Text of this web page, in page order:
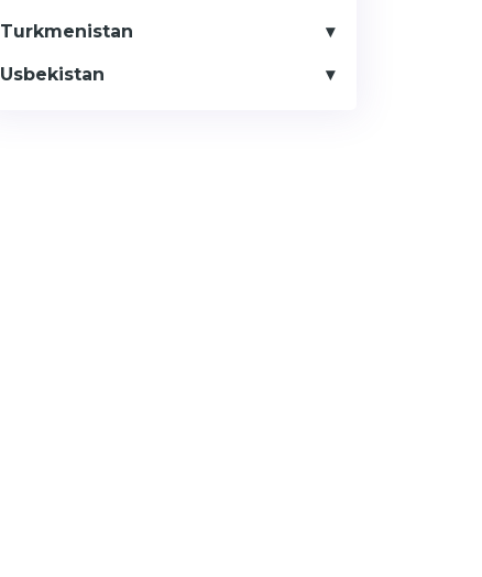
Turkmenistan
Usbekistan